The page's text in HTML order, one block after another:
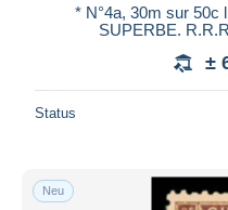
* N°4a, 30m sur 50c
SUPERBE.
±
Status
Neu